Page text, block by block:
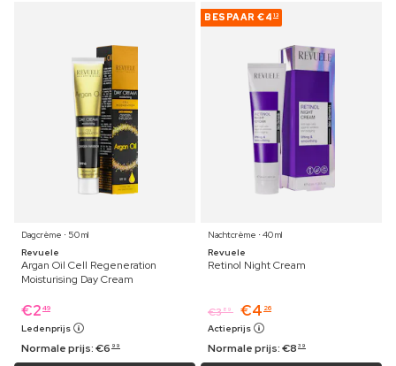
Dagcrème ⋅ 50 ml
Revuele
Argan Oil Cell Regeneration
Moisturising Day Cream
€2 49
Ledenprijs
Normale prijs:€6 99
BESPAAR €4 13
Nachtcrème ⋅ 40 ml
Revuele
Retinol Night Cream
€3 89 €4 26
Actieprijs
Normale prijs:€8 39